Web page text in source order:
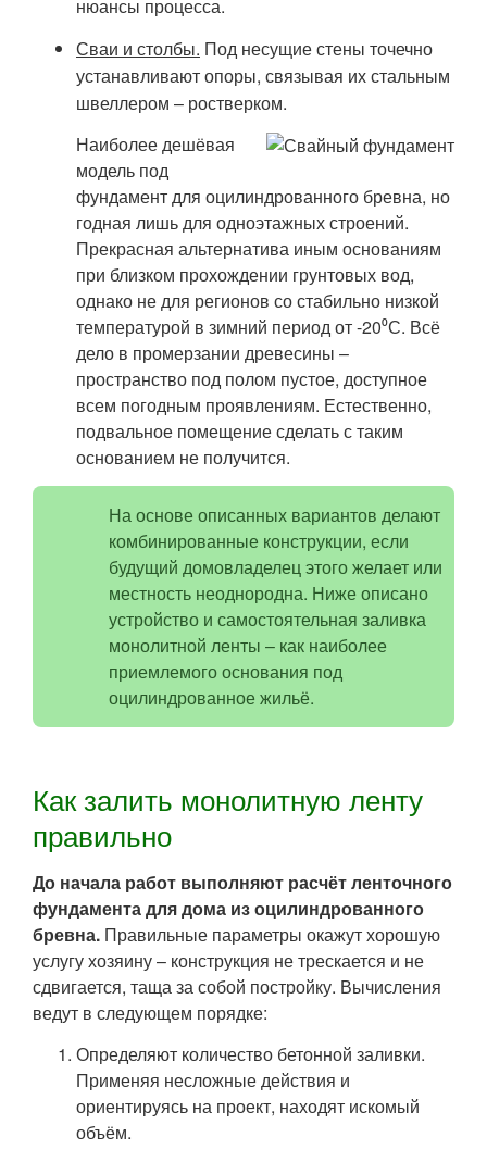
нюансы процесса.
Сваи и столбы. Под несущие стены точечно
устанавливают опоры, связывая их стальным
швеллером – ростверком.
Наиболее дешёвая
модель под
фундамент для оцилиндрованного бревна, но
годная лишь для одноэтажных строений.
Прекрасная альтернатива иным основаниям
при близком прохождении грунтовых вод,
однако не для регионов со стабильно низкой
температурой в зимний период от -20⁰С. Всё
дело в промерзании древесины –
пространство под полом пустое, доступное
всем погодным проявлениям. Естественно,
подвальное помещение сделать с таким
основанием не получится.
На основе описанных вариантов делают
комбинированные конструкции, если
будущий домовладелец этого желает или
местность неоднородна. Ниже описано
устройство и самостоятельная заливка
монолитной ленты – как наиболее
приемлемого основания под
оцилиндрованное жильё.
Как залить монолитную ленту
правильно
До начала работ выполняют расчёт ленточного
фундамента для дома из оцилиндрованного
бревна. Правильные параметры окажут хорошую
услугу хозяину – конструкция не трескается и не
сдвигается, таща за собой постройку. Вычисления
ведут в следующем порядке:
Определяют количество бетонной заливки.
Применяя несложные действия и
ориентируясь на проект, находят искомый
объём.